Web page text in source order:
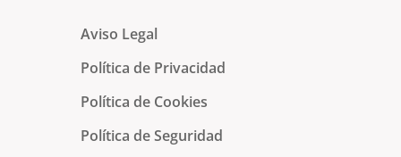
Aviso Legal
Política de Privacidad
Política de Cookies
Política de Seguridad